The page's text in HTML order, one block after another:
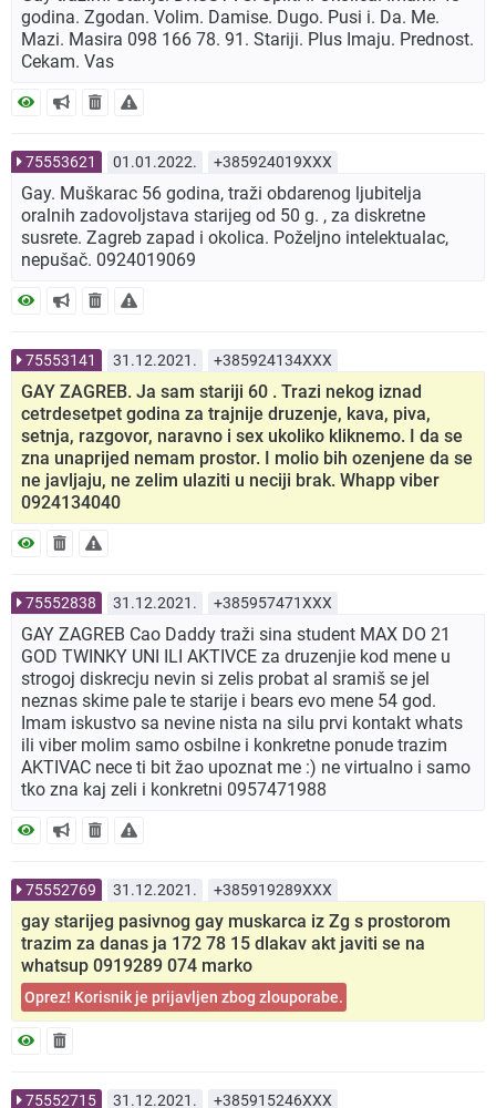
godina. Zgodan. Volim. Damise. Dugo. Pusi i. Da. Me.
Mazi. Masira 098 166 78. 91. Stariji. Plus Imaju. Prednost.
Cekam. Vas
75553621 01.01.2022. +385924019XXX
Gay. Muškarac 56 godina, traži obdarenog ljubitelja
oralnih zadovoljstava starijeg od 50 g. , za diskretne
susrete. Zagreb zapad i okolica. Poželjno intelektualac,
nepušač. 0924019069
75553141 31.12.2021. +385924134XXX
GAY ZAGREB. Ja sam stariji 60 . Trazi nekog iznad
cetrdesetpet godina za trajnije druzenje, kava, piva,
setnja, razgovor, naravno i sex ukoliko kliknemo. I da se
zna unaprijed nemam prostor. I molio bih ozenjene da se
ne javljaju, ne zelim ulaziti u neciji brak. Whapp viber
0924134040
75552838 31.12.2021. +385957471XXX
GAY ZAGREB Cao Daddy traži sina student MAX DO 21
GOD TWINKY UNI ILI AKTIVCE za druzenjie kod mene u
strogoj diskrecju nevin si zelis probat al sramiš se jel
neznas skime pale te starije i bears evo mene 54 god.
Imam iskustvo sa nevine nista na silu prvi kontakt whats
ili viber molim samo osbilne i konkretne ponude trazim
AKTIVAC nece ti bit žao upoznat me :) ne virtualno i samo
tko zna kaj zeli i konkretni 0957471988
75552769 31.12.2021. +385919289XXX
gay starijeg pasivnog gay muskarca iz Zg s prostorom
trazim za danas ja 172 78 15 dlakav akt javiti se na
whatsup 0919289 074 marko
Oprez! Korisnik je prijavljen zbog zlouporabe.
75552715 31.12.2021. +385915246XXX